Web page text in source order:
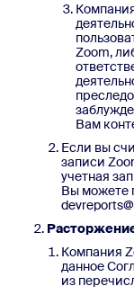
Zoom,
Вам
Если вы
записи
учетная
Вы можете
Компания
данное
из